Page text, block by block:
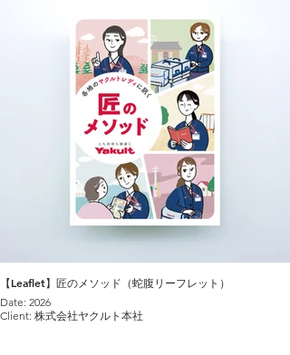
【Leaflet】匠のメソッド（蛇腹リーフレット）
Date: 2026
Client: 株式会社ヤクルト本社